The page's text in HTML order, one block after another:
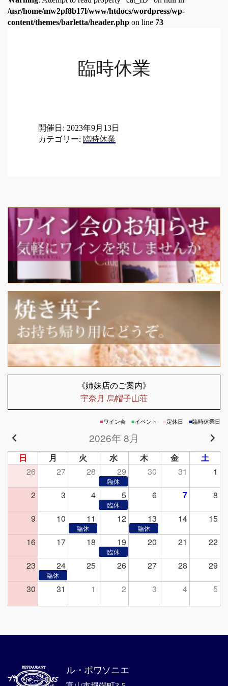
/usr/home/mw2pf8b17l/www/htdocs/wordpress/wp-
content/themes/barletta/header.php on line 73
臨時休業
開催日: 2023年9月13日
カテゴリー: 臨時休業
navigation
《姉妹店のご案内》
宇奈月 烏帽子山荘
■ワイン会 ■イベント ■定休日 ■臨時休業日
2026年 8月
日 月 火 水 木 金
土
26
27 28 29 30 31
1
2
3 4 5 6 7
8
9
10 11 12 13 14
15
16
17 18 19 20 21
22
23
24 25 26 27 28
29
30
31 1 2 3 4 5
ル・ポワソニエ